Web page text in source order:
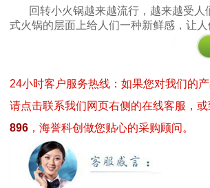
回转小火锅越来越流行，越来越受人
式火锅的层面上给人们一种新鲜感，让人
24小时客户服务热线：如果您对我们的产
请点击联系我们网页右侧的在线客服，或
896 ，海誉科创做您贴心的采购顾问。